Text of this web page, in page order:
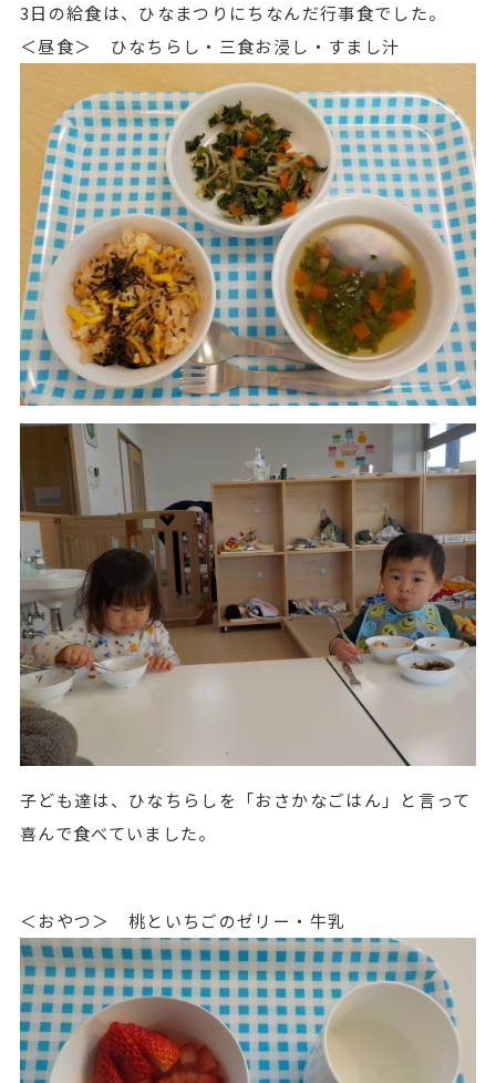
3日の給食は、ひなまつりにちなんだ行事食でした。
＜昼食＞ ひなちらし・三食お浸し・すまし汁
子ども達は、ひなちらしを「おさかなごはん」と言って
喜んで食べていました。
＜おやつ＞ 桃といちごのゼリー・牛乳